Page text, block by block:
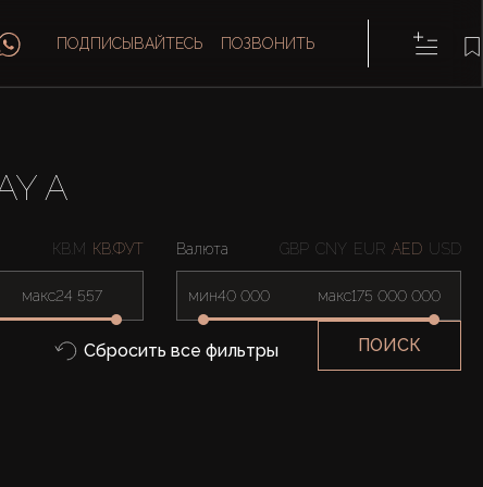
ПОДПИСЫВАЙТЕСЬ ПОЗВОНИТЬ
A
КВ.М КВ.ФУТ
макс
Валюта GBP CNY EUR AED USD
мин макс
Сбросить все фильтры ПОИСК